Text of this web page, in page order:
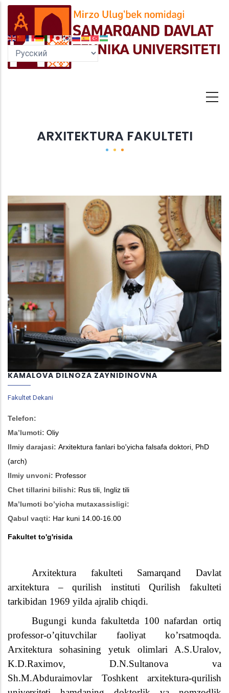
Перейти
основному
содержанию
ARXITEKTURA FAKULTETI
KAMALOVA DILNOZA ZAYNIDINOVNA
Fakultet Dekani
Telefon:
Ma’lumoti: Oliy
Ilmiy darajasi: Arxitektura fanlari bo'yicha falsafa doktori, PhD
(arch)
Ilmiy unvoni: Professor
Chet tillarini bilishi: Rus tili, Ingliz tili
Ma’lumoti bo’yicha mutaxassisligi:
Qabul vaqti: Har kuni 14.00-16.00
Fakultet to'g'risida
Arxitektura fakulteti Samarqand Davlat
arxitektura – qurilish instituti Qurilish fakulteti
tarkibidan 1969 yilda ajralib chiqdi.
Bugungi kunda fakultetda 100 nafardan ortiq
professor-o’qituvchilar faoliyat ko’rsatmoqda.
Arxitektura sohasining yetuk olimlari A.S.Uralov,
K.D.Raximov, D.N.Sultanova va
Sh.M.Abduraimovlar Toshkent arxitektura-qurilish